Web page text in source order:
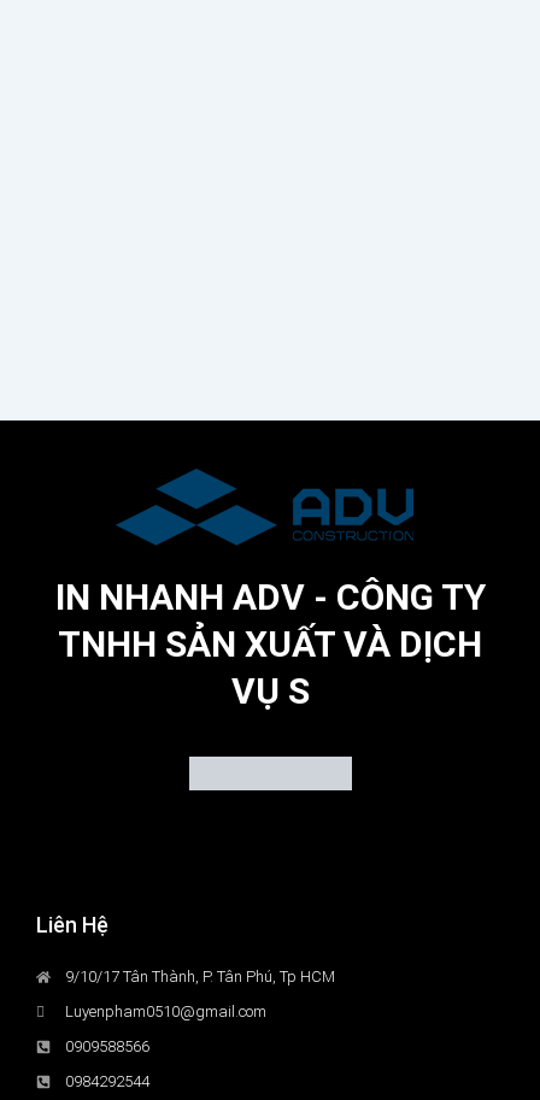
IN NHANH ADV - CÔNG TY
TNHH SẢN XUẤT VÀ DỊCH
VỤ S
Liên Hệ
9/10/17 Tân Thành, P. Tân Phú, Tp HCM
Luyenpham0510@gmail.com
0909588566
0984292544